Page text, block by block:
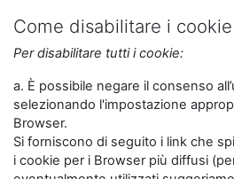
Come disabilitare i cookie
Per disabilitare tutti i cookie:
a. È possibile negare il consenso
selezionando l'impostazione
Browser.
Si forniscono di seguito i link che
i cookie per i Browser più diffusi